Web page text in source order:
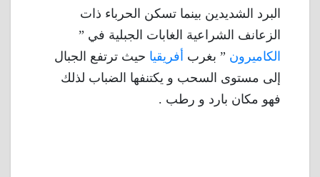
البرد الشديدين بينما تسكن الحرباء ذات
الزعانف الشراعية الغابات الجبلية في ”
الكاميرون ” بغرب أفريقيا حيث ترتفع الجبال
إلى مستوى السحب و يكتنفها الضباب لذلك
فهو مكان بارد و رطب .